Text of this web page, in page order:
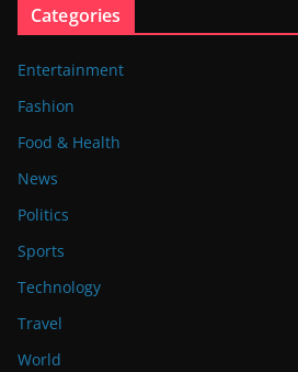
Categories
Entertainment
Fashion
Food & Health
News
Politics
Sports
Technology
Travel
World